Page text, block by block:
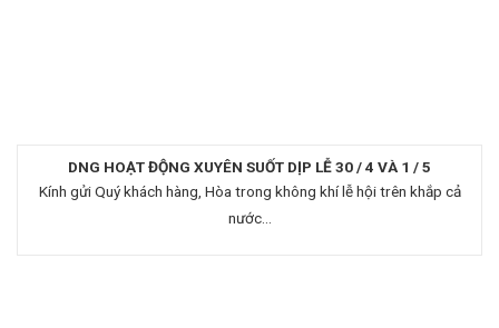
DNG HOẠT ĐỘNG XUYÊN SUỐT DỊP LỄ 30 / 4 VÀ 1 / 5
Kính gửi Quý khách hàng,​ Hòa trong không khí lễ hội trên khắp cả
nước...